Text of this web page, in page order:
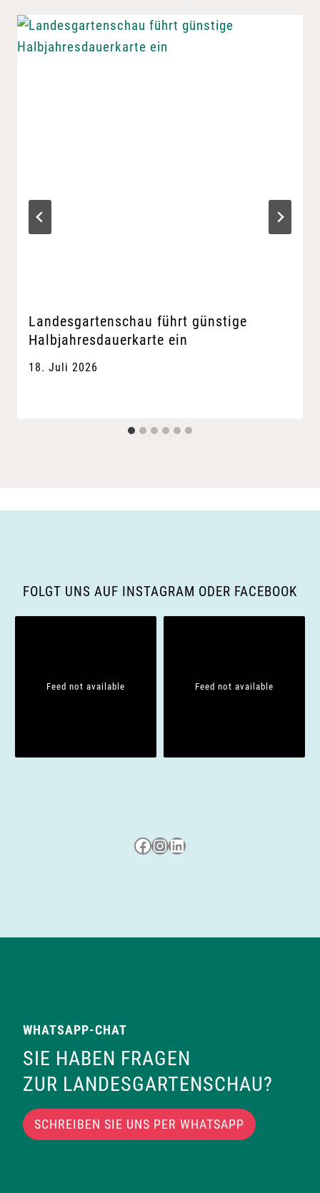
Landesgartenschau führt günstige
Halbjahresdauerkarte ein
18. Juli 2026
FOLGT UNS AUF INSTAGRAM ODER FACEBOOK
Feed not available Feed not available
Besuche uns auf Facebook
Besuche uns auf Instagram
LinkedIn
WHATSAPP-CHAT
SIE HABEN FRAGEN
ZUR LANDESGARTENSCHAU?
SCHREIBEN SIE UNS PER WHATSAPP